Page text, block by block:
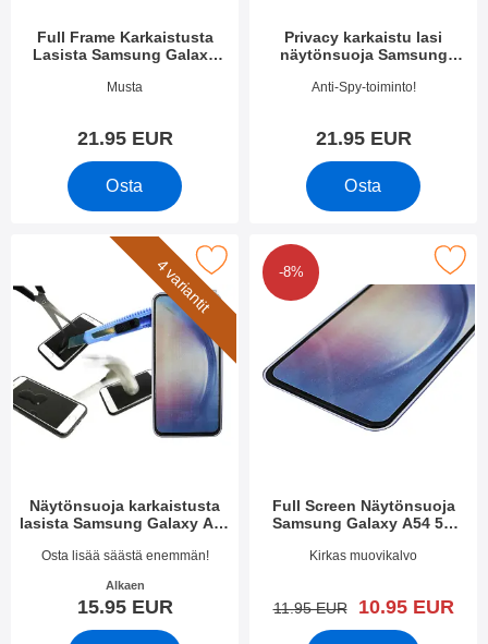
Full Frame Karkaistusta
Lasista Samsung Galaxy
Tuote.nro 47995
Musta
21.95 EUR
Osta
Privacy karkaistu lasi
näytönsuoja Samsung
Tuote.nro 50389
Anti-Spy-toiminto!
21.95 EUR
Osta
4 variantit
Näytönsuoja karkaistusta
lasista Samsung Galaxy A54
Tuote.nro 47996
Osta lisää säästä enemmän!
Alkaen
15.95 EUR
karkaistusta lasista Samsung Galaxy A54 5G
-8%
Full Screen Näytönsuoja
Samsung Galaxy A54 5G
Tuote.nro 49733
Kirkas muovikalvo
vanha hinta
11.95 EUR uusi hinta
10.95 EUR
Merkitse full Screen Näytönsuoja Samsung